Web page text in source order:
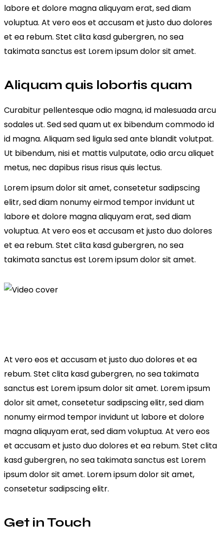
labore et dolore magna aliquyam erat, sed diam
voluptua. At vero eos et accusam et justo duo dolores
et ea rebum. Stet clita kasd gubergren, no sea
takimata sanctus est Lorem ipsum dolor sit amet.
Aliquam quis lobortis quam
Curabitur pellentesque odio magna, id malesuada arcu
sodales ut. Sed sed quam ut ex bibendum commodo id
id magna. Aliquam sed ligula sed ante blandit volutpat.
Ut bibendum, nisi et mattis vulputate, odio arcu aliquet
metus, nec dapibus risus risus quis lectus.
Lorem ipsum dolor sit amet, consetetur sadipscing
elitr, sed diam nonumy eirmod tempor invidunt ut
labore et dolore magna aliquyam erat, sed diam
voluptua. At vero eos et accusam et justo duo dolores
et ea rebum. Stet clita kasd gubergren, no sea
takimata sanctus est Lorem ipsum dolor sit amet.
At vero eos et accusam et justo duo dolores et ea
rebum. Stet clita kasd gubergren, no sea takimata
sanctus est Lorem ipsum dolor sit amet. Lorem ipsum
dolor sit amet, consetetur sadipscing elitr, sed diam
nonumy eirmod tempor invidunt ut labore et dolore
magna aliquyam erat, sed diam voluptua. At vero eos
et accusam et justo duo dolores et ea rebum. Stet clita
kasd gubergren, no sea takimata sanctus est Lorem
ipsum dolor sit amet. Lorem ipsum dolor sit amet,
consetetur sadipscing elitr.
Get in Touch